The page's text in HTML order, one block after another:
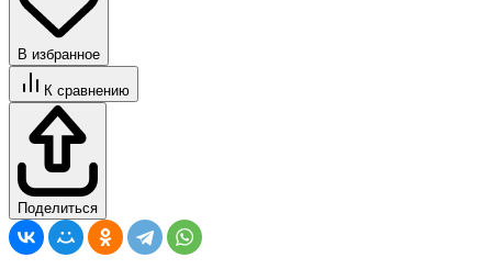
В избранное
К сравнению
Поделиться